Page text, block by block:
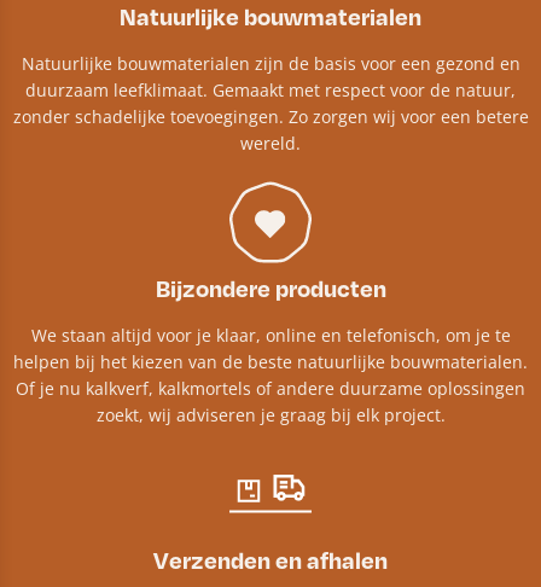
Natuurlijke bouwmaterialen
Natuurlijke bouwmaterialen zijn de basis voor een gezond en
duurzaam leefklimaat. Gemaakt met respect voor de natuur,
zonder schadelijke toevoegingen. Zo zorgen wij voor een betere
wereld.
Bijzondere producten
We staan altijd voor je klaar, online en telefonisch, om je te
helpen bij het kiezen van de beste natuurlijke bouwmaterialen.
Of je nu kalkverf, kalkmortels of andere duurzame oplossingen
zoekt, wij adviseren je graag bij elk project.​
Verzenden en afhalen